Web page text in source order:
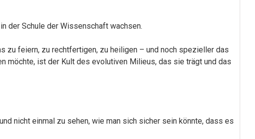
der Schule der Wissenschaft wachsen.
zu feiern, zu rechtfertigen, zu heiligen – und noch spezieller das
möchte, ist der Kult des evolutiven Milieus, das sie trägt und das
nicht einmal zu sehen, wie man sich sicher sein könnte, dass es